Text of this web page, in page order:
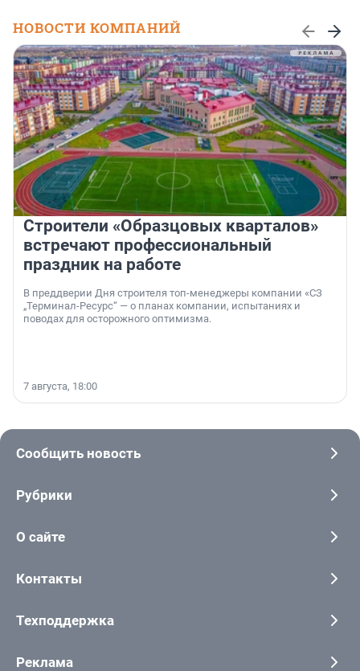
НОВОСТИ КОМПАНИЙ
Строители «Образцовых кварталов»
встречают профессиональный
праздник на работе
В преддверии Дня строителя топ-менеджеры компании «СЗ
„Терминал-Ресурс“ — о планах компании, испытаниях и
поводах для осторожного оптимизма.
7 августа, 18:00
Сообщить новость
Рубрики
О сайте
Контакты
Техподдержка
Реклама